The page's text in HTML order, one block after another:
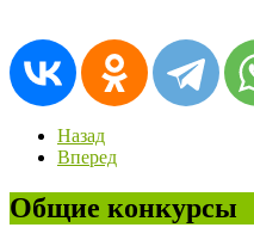
Назад
Вперед
Общие конкурсы